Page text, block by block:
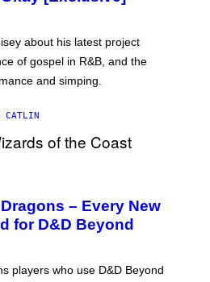
about his latest project
of gospel in R&B, and the
and simping.
CATLIN
– Every New
for D&D Beyond
players who use D&D Beyond